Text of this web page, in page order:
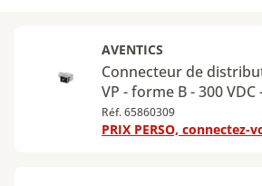
AVENTICS
Connecteur de
VP - forme B - 300 VDC
1834484096
Réf. 65860309
PRIX PERSO, connectez-